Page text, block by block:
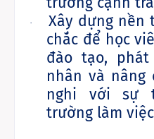
·
Xây dựng nền
chắc để học
đào tạo,
nhân và nâng
nghi với sự
trường làm